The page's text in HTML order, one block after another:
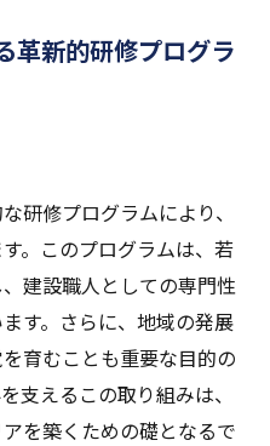
革新的研修プログラ
研修プログラムにより、
。このプログラムは、若
建設職人としての専門性
す。さらに、地域の発展
育むことも重要な目的の
支えるこの取り組みは、
を築くための礎となるで